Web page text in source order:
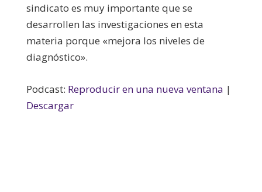
sindicato es muy importante que se
desarrollen las investigaciones en esta
materia porque «mejora los niveles de
diagnóstico».
Podcast: Reproducir en una nueva ventana |
Descargar